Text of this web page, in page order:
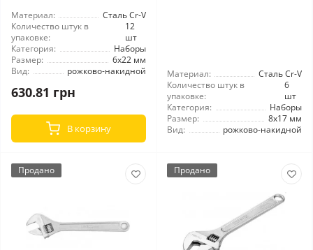
Материал:
Сталь Cr-V
Количество штук в
упаковке:
12
шт
Категория:
Наборы
Размер:
6x22 мм
Вид:
рожково-накидной
630.81 грн
В корзину
Материал:
Сталь Cr-V
Количество штук в
упаковке:
6
шт
Категория:
Наборы
Размер:
8x17 мм
Вид:
рожково-накидной
Продано Продано